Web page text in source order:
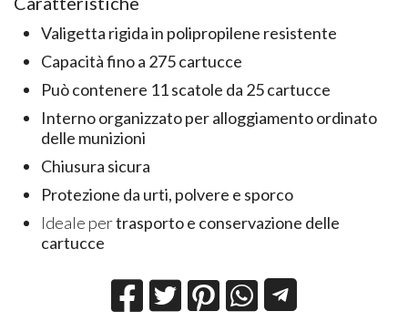
Valigetta rigida in polipropilene resistente
Capacità fino a 275 cartucce
Può contenere 11 scatole da 25 cartucce
Interno organizzato per alloggiamento ordinato
delle munizioni
Chiusura sicura
Protezione da urti, polvere e sporco
Ideale pertrasporto e conservazione delle
cartucce